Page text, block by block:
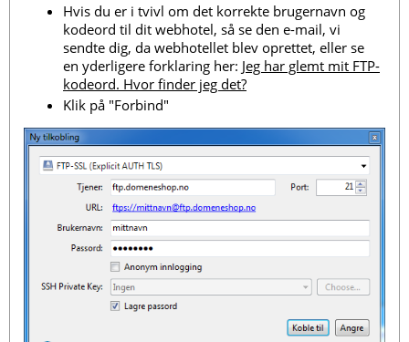
Hvis du er i tvivl om det korrekte brugernavn og
kodeord til dit webhotel, så se den e-mail, vi
sendte dig, da webhotellet blev oprettet, eller se
en yderligere forklaring her: Jeg har glemt mit FTP-
kodeord. Hvor finder jeg det?
Klik på "Forbind"